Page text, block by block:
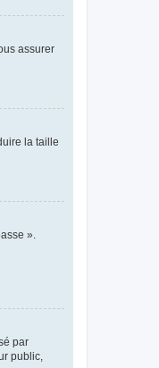
assurer
la taille
».
par
public,